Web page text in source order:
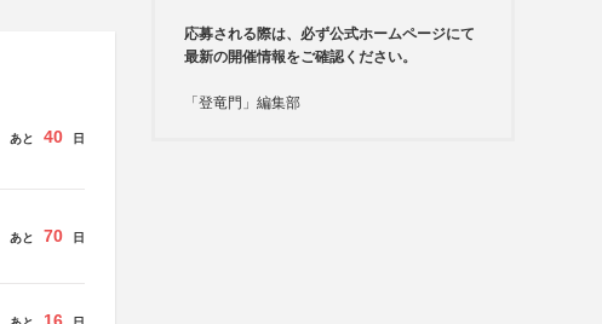
あと 40 日
あと 70 日
応募される際は、必ず公式ホームページにて
最新の開催情報をご確認ください。
「登竜門」編集部